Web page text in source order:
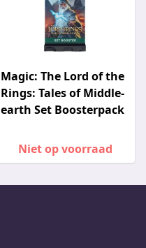
Magic: The Lord of the
Rings: Tales of Middle-
earth Set Boosterpack
Niet op voorraad